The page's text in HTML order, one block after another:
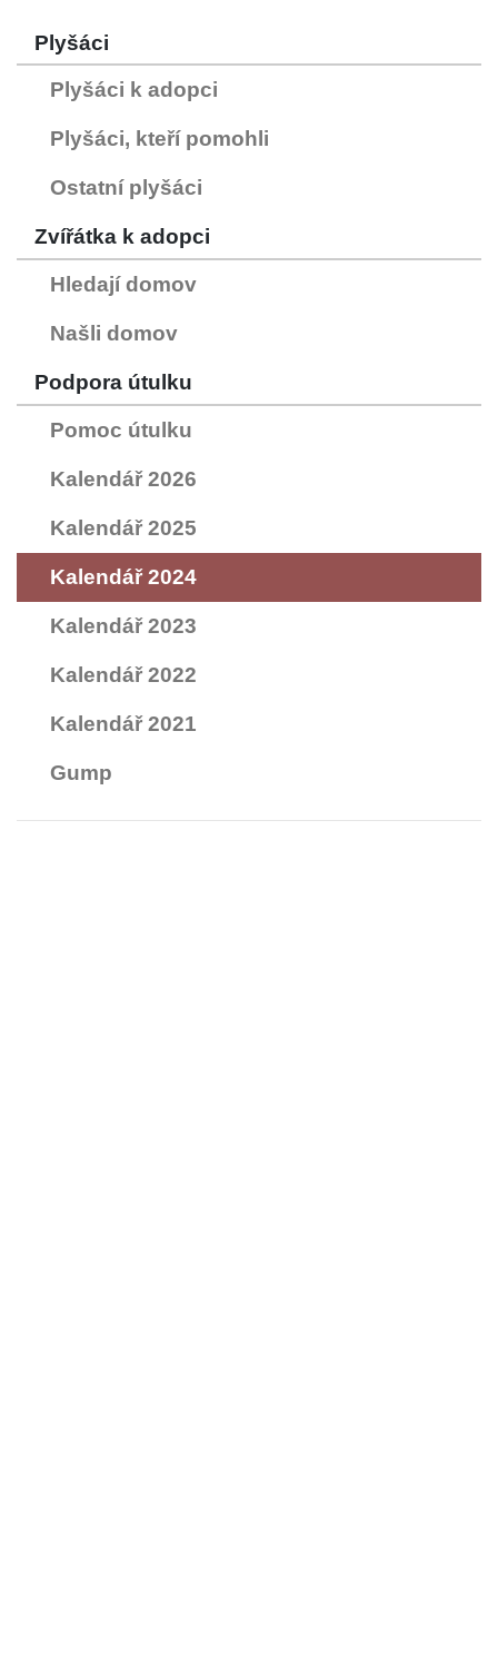
Plyšáci
Plyšáci k adopci
Plyšáci, kteří pomohli
Ostatní plyšáci
Zvířátka k adopci
Hledají domov
Našli domov
Podpora útulku
Pomoc útulku
Kalendář 2026
Kalendář 2025
Kalendář 2024
Kalendář 2023
Kalendář 2022
Kalendář 2021
Gump